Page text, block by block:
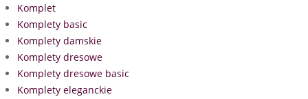
Komplet
Komplety basic
Komplety damskie
Komplety dresowe
Komplety dresowe basic
Komplety eleganckie